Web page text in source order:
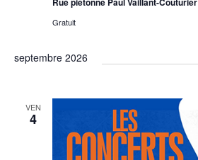
Gratuit
septembre 2026
VEN
4